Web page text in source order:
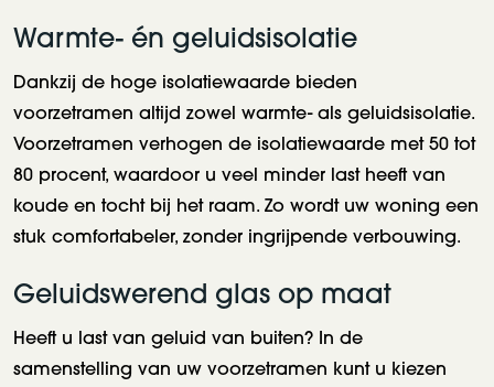
Warmte- én geluidsisolatie
Dankzij de hoge isolatiewaarde bieden
voorzetramen altijd zowel warmte- als geluidsisolatie.
Voorzetramen verhogen de isolatiewaarde met 50 tot
80 procent, waardoor u veel minder last heeft van
koude en tocht bij het raam. Zo wordt uw woning een
stuk comfortabeler, zonder ingrijpende verbouwing.
Geluidswerend glas op maat
Heeft u last van geluid van buiten? In de
samenstelling van uw voorzetramen kunt u kiezen